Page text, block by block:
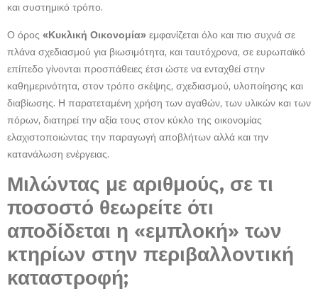
και συστημικό τρόπο.
Ο όρος «Κυκλική Οικονομία» εμφανίζεται όλο και πιο συχνά σε
πλάνα σχεδιασμού για βιωσιμότητα, και ταυτόχρονα, σε ευρωπαϊκό
επίπεδο γίνονται προσπάθειες έτσι ώστε να ενταχθεί στην
καθημερινότητα, στον τρόπο σκέψης, σχεδιασμού, υλοποίησης και
διαβίωσης. Η παρατεταμένη χρήση των αγαθών, των υλικών και των
πόρων, διατηρεί την αξία τους στον κύκλο της οικονομίας
ελαχιστοποιώντας την παραγωγή αποβλήτων αλλά και την
κατανάλωση ενέργειας.
Μιλώντας με αριθμούς, σε τι
ποσοστό θεωρείτε ότι
αποδίδεται η «εμπλοκή» των
κτηρίων στην περιβαλλοντική
καταστροφή;